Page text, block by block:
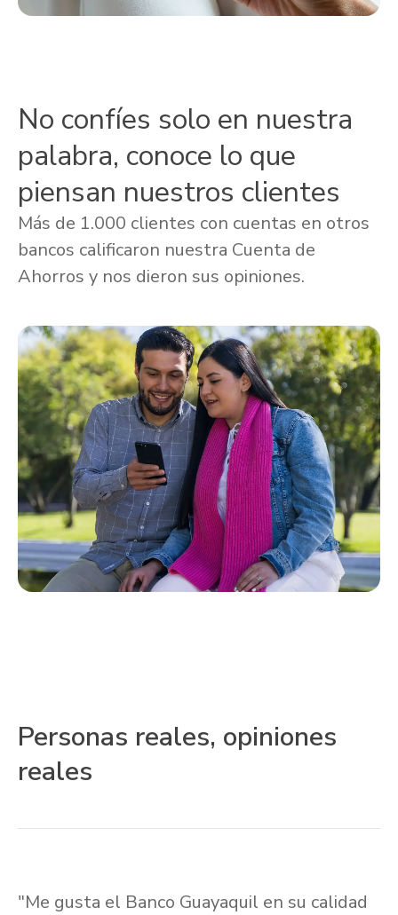
No confíes solo en nuestra
palabra, conoce lo que
piensan nuestros clientes
Más de 1.000 clientes con cuentas en otros
bancos calificaron nuestra Cuenta de
Ahorros y nos dieron sus opiniones.
Personas reales, opiniones
reales
"Me gusta el Banco Guayaquil en su calidad